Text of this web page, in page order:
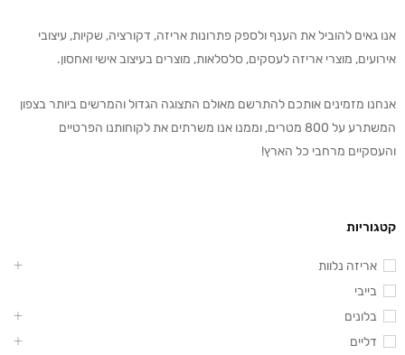
אנו גאים להוביל את הענף ולספק פתרונות אריזה, דקורציה, שקיות, עיצובי
אירועים, מוצרי אריזה לעסקים, סלסלאות, מוצרים בעיצוב אישי ואחסון.
אנחנו מזמינים אותכם להתרשם מאולם התצוגה הגדול והמרשים ביותר בצפון
המשתרע על 800 מטרים, וממנו אנו משרתים את לקוחותנו הפרטיים
והעסקיים מרחבי כל הארץ!
קטגוריות
אריזה נלוות
בייבי
בלונים
דליים